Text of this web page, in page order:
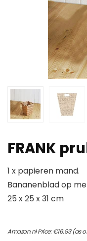
FRANK
1 x papieren mand.
Bananenblad op
25 x 25 x 31 cm
Amazon.nl Price:€16.93(as